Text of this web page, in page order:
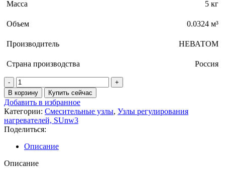
Масса 5 кг
Объем 0.0324 м³
Производитель НЕВАТОМ
Страна производства Россия
В корзину Купить сейчас
Добавить в избранное
Категории: Смесительные узлы, Узлы регулирования
нагревателей, SUnw3
Поделиться:
Описание
Описание